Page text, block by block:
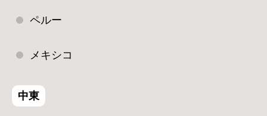
ペルー
メキシコ
中東